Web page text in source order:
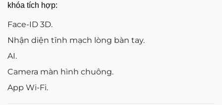
khóa tích hợp:
Face-ID 3D.
Nhận diện tĩnh mạch lòng bàn tay.
AI.
Camera màn hình chuông.
App Wi-Fi.